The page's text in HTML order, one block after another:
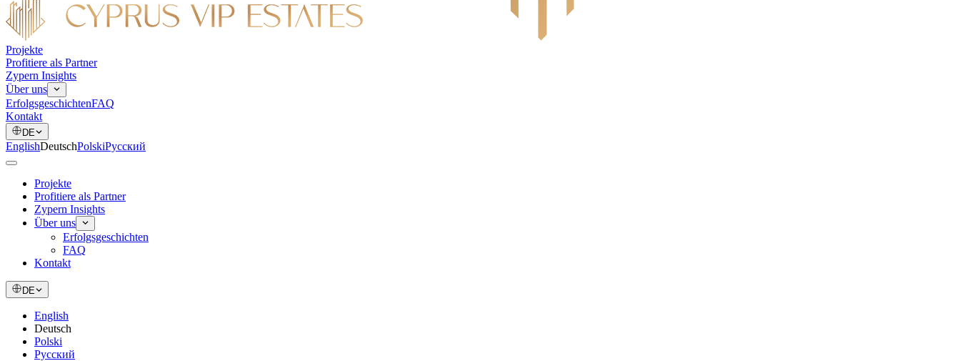
Projekte
Profitiere als Partner
Zypern Insights
Über uns
ErfolgsgeschichtenFAQ
Kontakt
DE
EnglishDeutschPolskiРусский
Projekte
Profitiere als Partner
Zypern Insights
Über uns
Erfolgsgeschichten
FAQ
Kontakt
DE
English
Deutsch
Polski
Русский